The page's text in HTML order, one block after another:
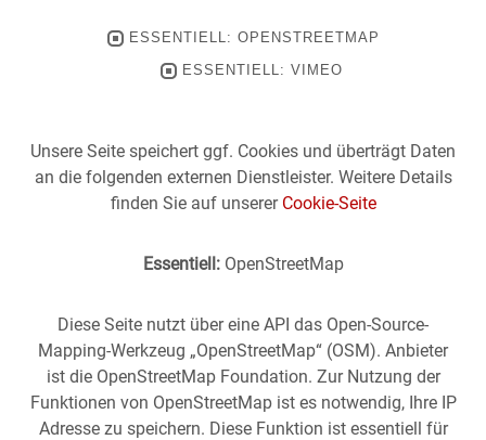
ESSENTIELL: OPENSTREETMAP
ESSENTIELL: VIMEO
Unsere Seite speichert ggf. Cookies und überträgt Daten
an die folgenden externen Dienstleister. Weitere Details
finden Sie auf unserer Cookie-Seite
Essentiell:OpenStreetMap
Diese Seite nutzt über eine API das Open-Source-
Mapping-Werkzeug „OpenStreetMap“ (OSM). Anbieter
ist die OpenStreetMap Foundation. Zur Nutzung der
Funktionen von OpenStreetMap ist es notwendig, Ihre IP
Adresse zu speichern. Diese Funktion ist essentiell für